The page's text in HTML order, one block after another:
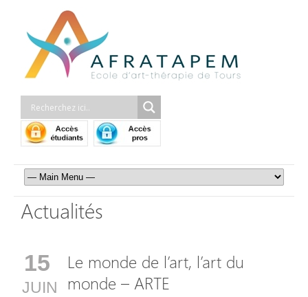
Actualités
15
JUIN
Le monde de l’art, l’art du
monde – ARTE